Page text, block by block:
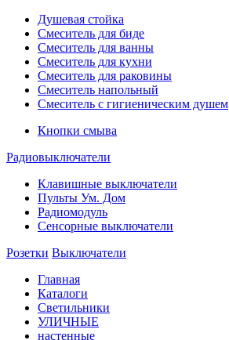
Душевая стойка
Смеситель для биде
Смеситель для ванны
Смеситель для кухни
Смеситель для раковины
Смеситель напольный
Смеситель с гигиеническим душем
Кнопки смыва
Радиовыключатели
Клавишные выключатели
Пульты Ум. Дом
Радиомодуль
Сенсорные выключатели
Розетки Выключатели
Главная
Каталоги
Светильники
УЛИЧНЫЕ
настенные